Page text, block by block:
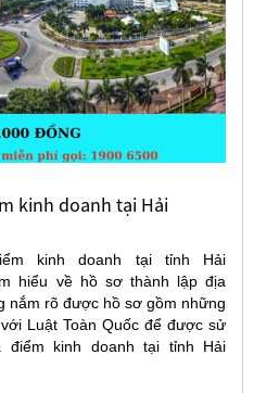
kinh doanh tại Hải
kinh doanh tại tỉnh Hải
hiểu về hồ sơ thành lập địa
nắm rõ được hồ sơ gồm những
Luật Toàn Quốc để được sử
kinh doanh tại tỉnh Hải